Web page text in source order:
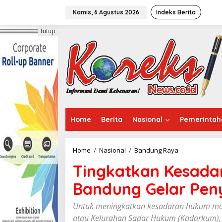
a
k
e
Kamis, 6 Agustus 2026 Indeks Berita
Home Berita Nasional
tutup
Home / Nasional / Bandung Raya
n
g
k
a
t
Tingkatkan
Bandung Gelar
Untuk meningkatkan kesadaran hukum
atau Kelurahan Sadar Hukum